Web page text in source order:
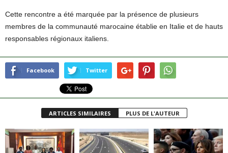
Cette rencontre a été marquée par la présence de plusieurs
membres de la communauté marocaine établie en Italie et de hauts
responsables régionaux italiens.
Facebook Twitter
ARTICLES SIMILAIRES PLUS DE L'AUTEUR